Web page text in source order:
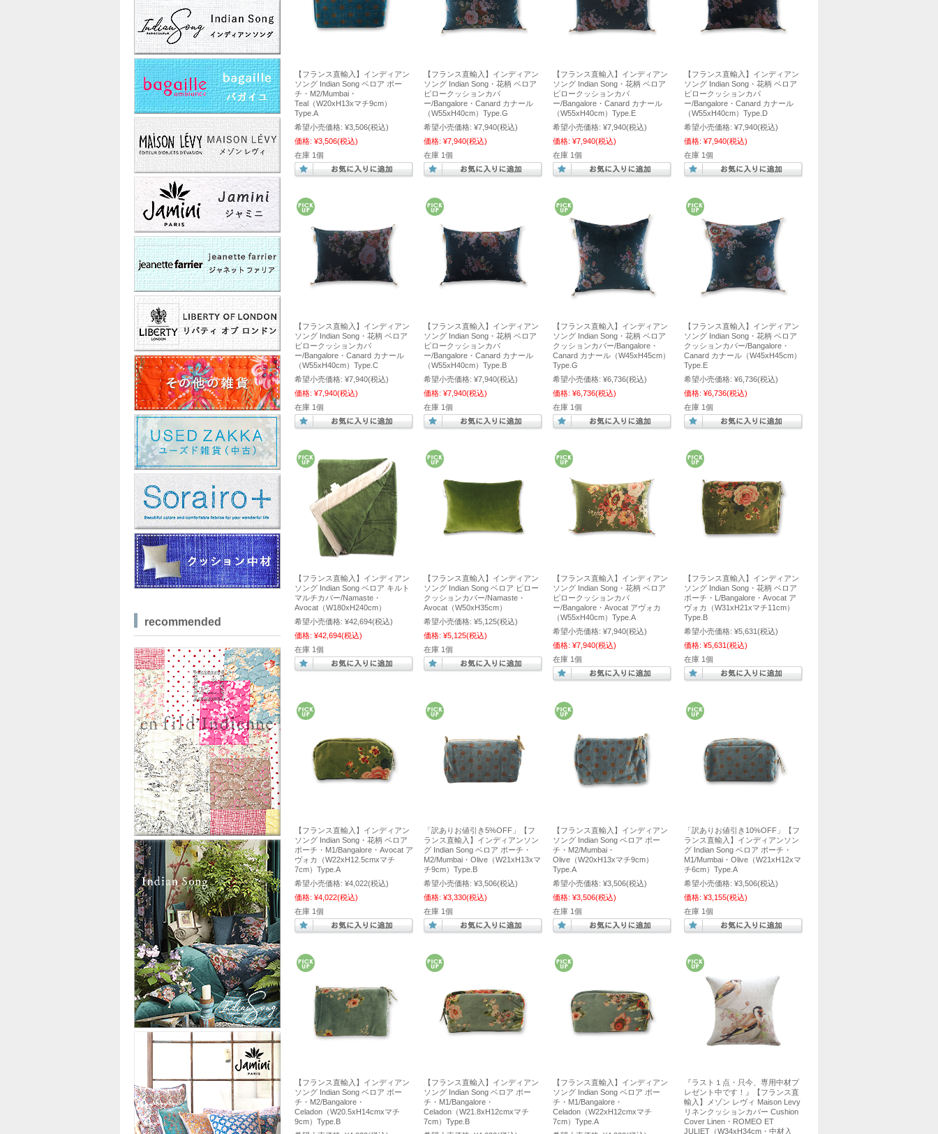
【フランス直輸入】インディアン
ソング Indian Song ベロア ポー
チ・M2/Mumbai・
Teal（W20xH13xマチ9cm）
Type.A
希望小売価格: ¥3,506(税込)
価格: ¥3,506(税込)
在庫 1個
【フランス直輸入】インディアン
ソング Indian Song・花柄 ベロア
ピロークッションカバ
ー/Bangalore・Canard カナール
（W55xH40cm）Type.G
希望小売価格: ¥7,940(税込)
価格: ¥7,940(税込)
在庫 1個
【フランス直輸入】インディアン
ソング Indian Song・花柄 ベロア
ピロークッションカバ
ー/Bangalore・Canard カナール
（W55xH40cm）Type.E
希望小売価格: ¥7,940(税込)
価格: ¥7,940(税込)
在庫 1個
【フランス直輸入】インディアン
ソング Indian Song・花柄 ベロア
ピロークッションカバ
ー/Bangalore・Canard カナール
（W55xH40cm）Type.D
希望小売価格: ¥7,940(税込)
価格: ¥7,940(税込)
在庫 1個
【フランス直輸入】インディアン
ソング Indian Song・花柄 ベロア
ピロークッションカバ
ー/Bangalore・Canard カナール
（W55xH40cm）Type.C
希望小売価格: ¥7,940(税込)
価格: ¥7,940(税込)
在庫 1個
【フランス直輸入】インディアン
ソング Indian Song・花柄 ベロア
ピロークッションカバ
ー/Bangalore・Canard カナール
（W55xH40cm）Type.B
希望小売価格: ¥7,940(税込)
価格: ¥7,940(税込)
在庫 1個
【フランス直輸入】インディアン
ソング Indian Song・花柄 ベロア
クッションカバー/Bangalore・
Canard カナール（W45xH45cm）
Type.G
希望小売価格: ¥6,736(税込)
価格: ¥6,736(税込)
在庫 1個
【フランス直輸入】インディアン
ソング Indian Song・花柄 ベロア
クッションカバー/Bangalore・
Canard カナール（W45xH45cm）
Type.E
希望小売価格: ¥6,736(税込)
価格: ¥6,736(税込)
在庫 1個
【フランス直輸入】インディアン
ソング Indian Song ベロア キルト
マルチカバー/Namaste・
Avocat（W180xH240cm）
希望小売価格: ¥42,694(税込)
価格: ¥42,694(税込)
在庫 1個
【フランス直輸入】インディアン
ソング Indian Song ベロア ピロー
クッションカバー/Namaste・
Avocat（W50xH35cm）
希望小売価格: ¥5,125(税込)
価格: ¥5,125(税込)
在庫 1個
【フランス直輸入】インディアン
ソング Indian Song・花柄 ベロア
ピロークッションカバ
ー/Bangalore・Avocat アヴォカ
（W55xH40cm）Type.A
希望小売価格: ¥7,940(税込)
価格: ¥7,940(税込)
在庫 1個
【フランス直輸入】インディアン
ソング Indian Song・花柄 ベロア
ポーチ・L/Bangalore・Avocat ア
ヴォカ（W31xH21xマチ11cm）
Type.B
希望小売価格: ¥5,631(税込)
価格: ¥5,631(税込)
在庫 1個
【フランス直輸入】インディアン
ソング Indian Song・花柄 ベロア
ポーチ・M1/Bangalore・Avocat ア
ヴォカ（W22xH12.5cmxマチ
7cm）Type.A
希望小売価格: ¥4,022(税込)
価格: ¥4,022(税込)
在庫 1個
「訳ありお値引き5%OFF」【フ
ランス直輸入】インディアンソン
グ Indian Song ベロア ポーチ・
M2/Mumbai・Olive（W21xH13xマ
チ9cm）Type.B
希望小売価格: ¥3,506(税込)
価格: ¥3,330(税込)
在庫 1個
【フランス直輸入】インディアン
ソング Indian Song ベロア ポー
チ・M2/Mumbai・
Olive（W20xH13xマチ9cm）
Type.A
希望小売価格: ¥3,506(税込)
価格: ¥3,506(税込)
在庫 1個
「訳ありお値引き10%OFF」【フ
ランス直輸入】インディアンソン
グ Indian Song ベロア ポーチ・
M1/Mumbai・Olive（W21xH12xマ
チ6cm）Type.A
希望小売価格: ¥3,506(税込)
価格: ¥3,155(税込)
在庫 1個
【フランス直輸入】インディアン
ソング Indian Song ベロア ポー
チ・M2/Bangalore・
Celadon（W20.5xH14cmxマチ
9cm）Type.B
【フランス直輸入】インディアン
ソング Indian Song ベロア ポー
チ・M1/Bangalore・
Celadon（W21.8xH12cmxマチ
7cm）Type.B
【フランス直輸入】インディアン
ソング Indian Song ベロア ポー
チ・M1/Bangalore・
Celadon（W22xH12cmxマチ
7cm）Type.A
『ラスト１点・只今、専用中材プ
レゼント中です！』【フランス直
輸入】メゾン レヴィ Maison Levy
リネンクッションカバー Cushion
Cover Linen・ROMEO ET
JULIET（W34xH34cm・中材入
recommended